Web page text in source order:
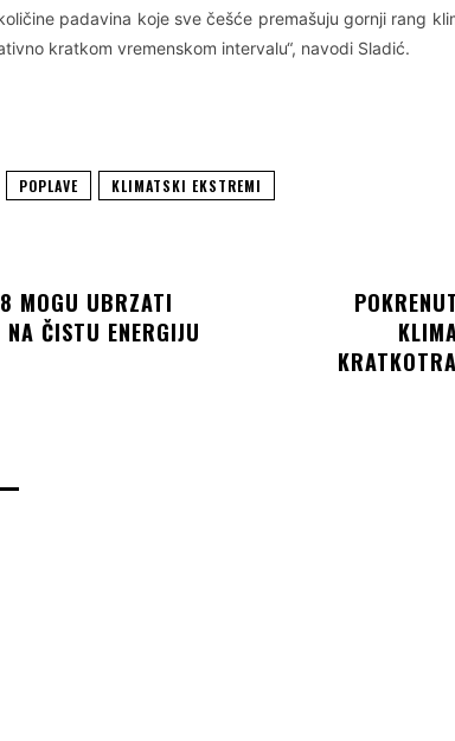
padavina koje sve češće premašuju gornji rang
kratkom vremenskom intervalu“, navodi Sladić.
POPLAVE KLIMATSKI EKSTREMI
MOGU UBRZATI
ČISTU ENERGIJU